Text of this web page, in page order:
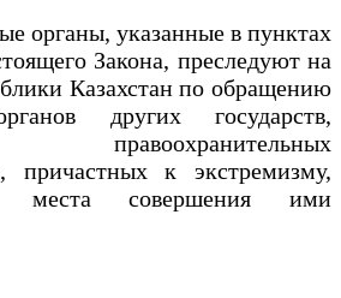
органы, указанные в пунктах
Закона, преследуют на
Казахстан по обращению
других государств,
правоохранительных
причастных к экстремизму,
места совершения ими